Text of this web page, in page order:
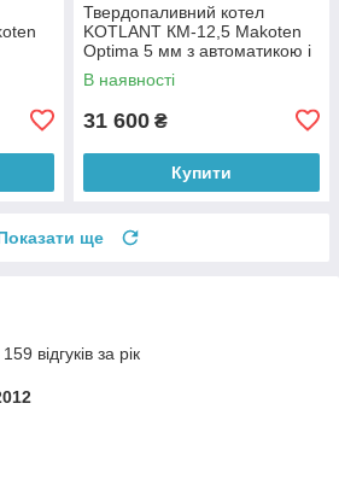
Твердопаливний котел
KOTLANT КМ-12,5 Makoten
Optima 5 мм з автоматикою і
вентилятором
В наявності
31 600 ₴
Купити
ще
відгуків за рік